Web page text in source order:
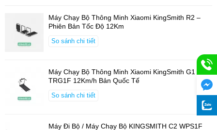
hoặc máy tính bảng. Đây là một lựa chọn hoàn hảo để luyện tập
thể thao thoải mái tại nhà.
Máy Chạy Bộ Thông Minh Xiaomi KingSmith R2 –
Phiên Bản Tốc Độ 12Km
So sánh chi tiết
Máy Chạy Bộ Thông Minh Xiaomi KingSmith G1
TRG1F 12Km/h Bản Quốc Tế
So sánh chi tiết
Máy Đi Bộ / Máy Chạy Bộ KINGSMITH C2 WPS1F